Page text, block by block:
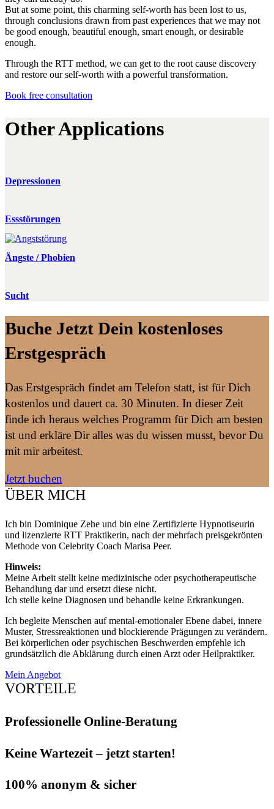
But at some point, this charming self-worth has been lost to us,
through conclusions drawn from past experiences that we may not
be good enough, beautiful enough, smart enough, or desirable
enough.
Through the RTT method, we can get to the root cause discovery
and restore our self-worth with a powerful transformation.
Book free consultation
Other Applications
Depressionen
Essstörungen
Ängste / Phobien
Sucht
Buche Jetzt Dein kostenloses
Erstgespräch
Das Erstgespräch findet am Telefon statt, ist für Dich
kostenlos und dauert ca. 30 Minuten. In dieser Zeit
finde ich heraus welches Programm für Dich am besten
ist und erkläre Dir alles was du wissen musst, bevor Du
mit mir arbeitest.
Jetzt buchen
ÜBER MICH
Ich bin Dominique Zehe und bin eine Zertifizierte Hypnotiseurin
und lizenzierte RTT Praktikerin, nach der mehrfach preisgekrönten
Methode von Celebrity Coach Marisa Peer.
Hinweis:
Meine Arbeit stellt keine medizinische oder psychotherapeutische
Behandlung dar und ersetzt diese nicht.
Ich stelle keine Diagnosen und behandle keine Erkrankungen.
Ich begleite Menschen auf mental-emotionaler Ebene dabei, innere
Muster, Stressreaktionen und blockierende Prägungen zu verändern.
Bei körperlichen oder psychischen Beschwerden empfehle ich
grundsätzlich die Abklärung durch einen Arzt oder Heilpraktiker.
Mein Angebot
VORTEILE
Professionelle Online-Beratung
Keine Wartezeit – jetzt starten!
100% anonym & sicher